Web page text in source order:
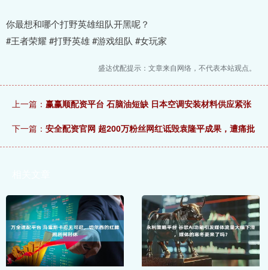
你最想和哪个打野英雄组队开黑呢？
#王者荣耀 #打野英雄 #游戏组队 #女玩家
盛达优配提示：文章来自网络，不代表本站观点。
上一篇： 赢赢顺配资平台 石脑油短缺 日本空调安装材料供应紧张
下一篇： 安全配资官网 超200万粉丝网红诋毁袁隆平成果，遭痛批